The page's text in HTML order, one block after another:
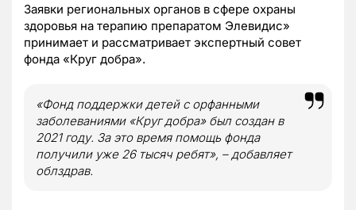
Заявки региональных органов в сфере охраны
здоровья на терапию препаратом Элевидис»
принимает и рассматривает экспертный совет
фонда «Круг добра».
«Фонд поддержки детей с орфанными
заболеваниями «Круг добра» был создан в
2021 году. За это время помощь фонда
получили уже 26 тысяч ребят», – добавляет
облздрав.